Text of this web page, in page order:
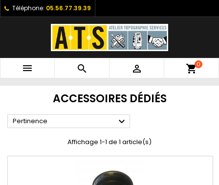
Téléphone: 05.56.77.39.39
   shopping_cart0
ACCESSOIRES DÉDIÉS
Pertinence 
Affichage 1-1 de 1 article(s)